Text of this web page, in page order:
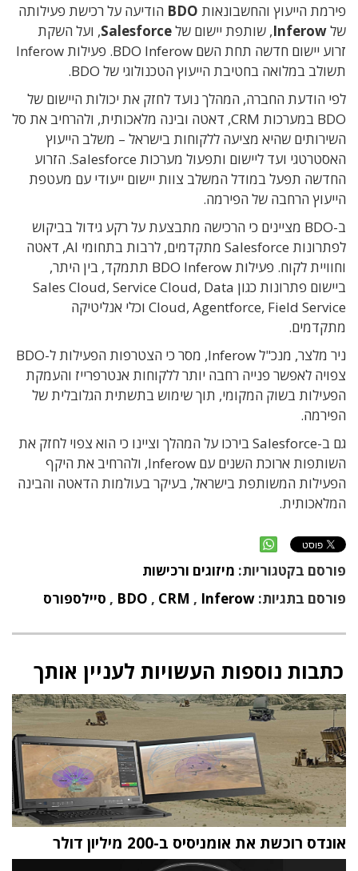
פירמת הייעוץ והחשבונאות BDO הודיעה על רכישת פעילותה
שלInferow, שותפת יישום שלSalesforce, ועל השקת
זרוע יישום חדשה תחת השם BDO Inferow. פעילות Inferow
תשולב במלואה בחטיבת הייעוץ הטכנולוגי של BDO.
לפי הודעת החברה, המהלך נועד לחזק את יכולות היישום של
BDO במערכות CRM, דאטה ובינה מלאכותית, ולהרחיב את סל
השירותים שהיא מציעה ללקוחות בישראל – משלב הייעוץ
האסטרטגי ועד ליישום ותפעול מערכות Salesforce. הזרוע
החדשה תפעל במודל המשלב צוות יישום ייעודי עם מעטפת
הייעוץ הרחבה של הפירמה.
ב-BDO מציינים כי הרכישה מתבצעת על רקע גידול בביקוש
לפתרונות Salesforce מתקדמים, לרבות בתחומי AI, דאטה
וחוויית לקוח. פעילות BDO Inferow תתמקד, בין היתר,
ביישום פתרונות כגון Sales Cloud, Service Cloud, Data
Cloud, Agentforce, Field Service וכלי אנליטיקה
מתקדמים.
ניר מלצר, מנכ"ל Inferow, מסר כי הצטרפות הפעילות ל-BDO
צפויה לאפשר פנייה רחבה יותר ללקוחות אנטרפרייז והעמקת
הפעילות בשוק המקומי, תוך שימוש בתשתית הגלובלית של
הפירמה.
גם ב-Salesforce בירכו על המהלך וציינו כי הוא צפוי לחזק את
השותפות ארוכת השנים עם Inferow, ולהרחיב את היקף
הפעילות המשותפת בישראל, בעיקר בעולמות הדאטה והבינה
המלאכותית.
פורסם בקטגוריות: מיזוגים ורכישות
פורסם בתגיות:
BDO , CRM , Inferow
, סיילספורס
כתבות נוספות העשויות לעניין אותך
אונדס רוכשת את אומניסיס ב-200 מיליון דולר